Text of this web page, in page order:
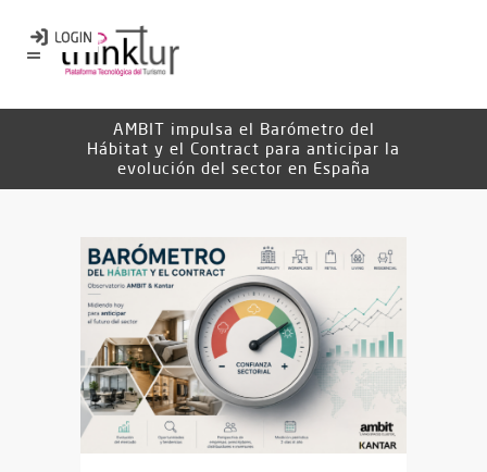
AMBIT impulsa el Barómetro del
Hábitat y el Contract para anticipar la
evolución del sector en España